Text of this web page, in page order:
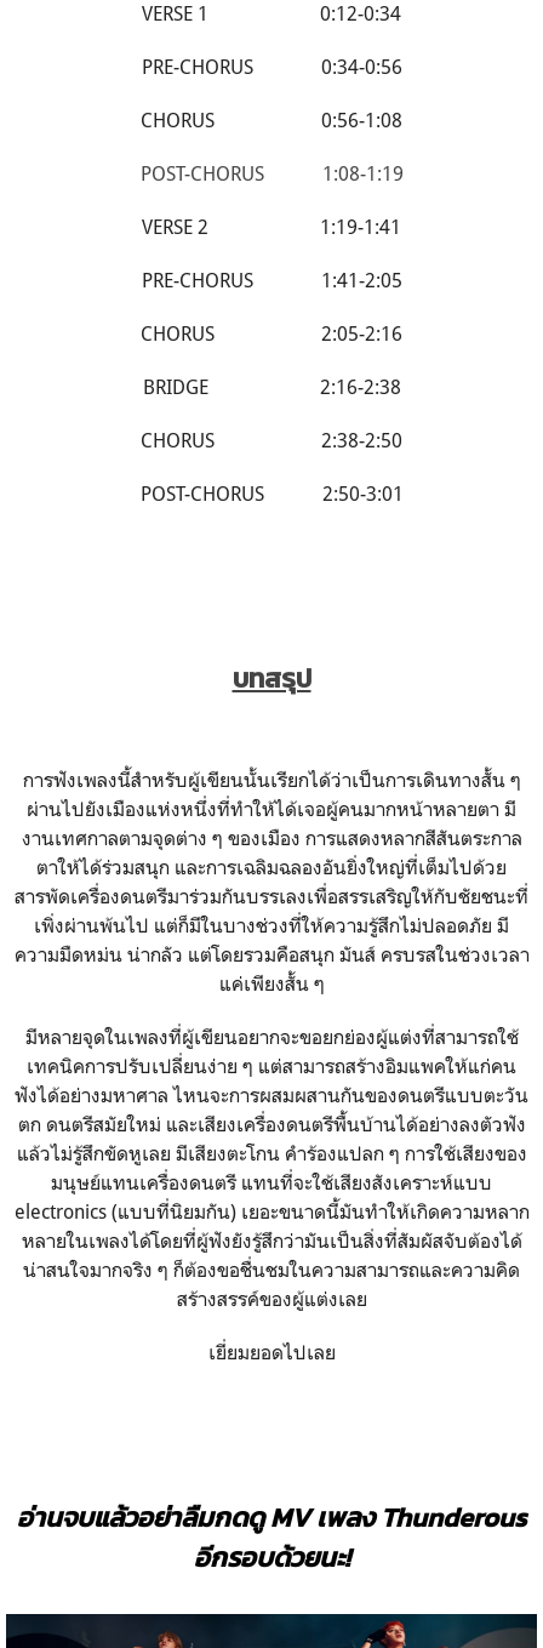
VERSE 1 0:12-0:34
PRE-CHORUS 0:34-0:56
CHORUS 0:56-1:08
POST-CHORUS 1:08-1:19
VERSE 2 1:19-1:41
PRE-CHORUS 1:41-2:05
CHORUS 2:05-2:16
BRIDGE 2:16-2:38
CHORUS 2:38-2:50
POST-CHORUS 2:50-3:01
บทสรุป
การฟังเพลงนี้สำหรับผู้เขียนนั้นเรียกได้ว่าเป็นการเดินทางสั้น ๆ
ผ่านไปยังเมืองแห่งหนึ่งที่ทำให้ได้เจอผู้คนมากหน้าหลายตา มี
งานเทศกาลตามจุดต่าง ๆ ของเมือง การแสดงหลากสีสันตระกาล
ตาให้ได้ร่วมสนุก และการเฉลิมฉลองอันยิ่งใหญ่ที่เต็มไปด้วย
สารพัดเครื่องดนตรีมาร่วมกันบรรเลงเพื่อสรรเสริญให้กับชัยชนะที่
เพิ่งผ่านพ้นไป แต่ก็มีในบางช่วงที่ให้ความรู้สึกไม่ปลอดภัย มี
ความมืดหม่น น่ากลัว แต่โดยรวมคือสนุก มันส์ ครบรสในช่วงเวลา
แค่เพียงสั้น ๆ
มีหลายจุดในเพลงที่ผู้เขียนอยากจะขอยกย่องผู้แต่งที่สามารถใช้
เทคนิคการปรับเปลี่ยนง่าย ๆ แต่สามารถสร้างอิมแพคให้แก่คน
ฟังได้อย่างมหาศาล ไหนจะการผสมผสานกันของดนตรีแบบตะวัน
ตก ดนตรีสมัยใหม่ และเสียงเครื่องดนตรีพื้นบ้านได้อย่างลงตัวฟัง
แล้วไม่รู้สึกขัดหูเลย มีเสียงตะโกน คำร้องแปลก ๆ การใช้เสียงของ
มนุษย์แทนเครื่องดนตรี แทนที่จะใช้เสียงสังเคราะห์แบบ
electronics (แบบที่นิยมกัน) เยอะขนาดนี้มันทำให้เกิดความหลาก
หลายในเพลงได้โดยที่ผู้ฟังยังรู้สึกว่ามันเป็นสิ่งที่สัมผัสจับต้องได้
น่าสนใจมากจริง ๆ ก็ต้องขอชื่นชมในความสามารถและความคิด
สร้างสรรค์ของผู้แต่งเลย
เยี่ยมยอดไปเลย
อ่านจบแล้วอย่าลืมกดดู MV เพลง Thunderous
อีกรอบด้วยนะ!